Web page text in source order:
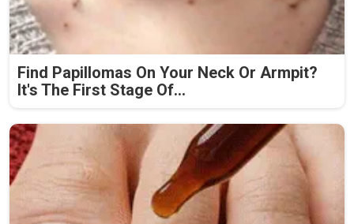
Find Papillomas On Your Neck Or Armpit?
It's The First Stage Of...